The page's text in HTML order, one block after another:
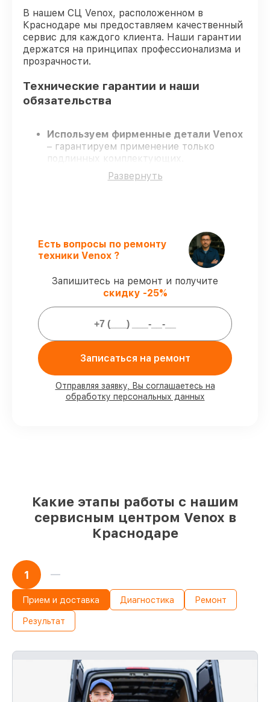
В нашем СЦ Venox, расположенном в
Краснодаре мы предоставляем качественный
сервис для каждого клиента. Наши гарантии
держатся на принципах профессионализма и
прозрачности.
Технические гарантии и наши
обязательства
Используем фирменные детали Venox
– гарантируем применение только
подлинных комплектующих.
Опытные мастера
отбор, что подтверждает уровень их
тепловизора Venox 640 LRF строго по
договоренности.
Официальная гарантия
– все все виды
ремонта защищены сервисной
гарантией.
Мы гарантируем:
присутствии
90%
комплектующих Venox имеются на
складе в Краснодаре, остальные
доставляются быстро
Развернуть
Есть вопросы по ремонту
техники Venox ?
Запишитесь на ремонт и получите
скидку -25%
Записаться на ремонт
Отправляя заявку, Вы соглашаетесь на
обработку персональных данных
Какие этапы работы с нашим
сервисным центром Venox в
Краснодаре
1
Прием и доставка Диагностика Ремонт
Результат